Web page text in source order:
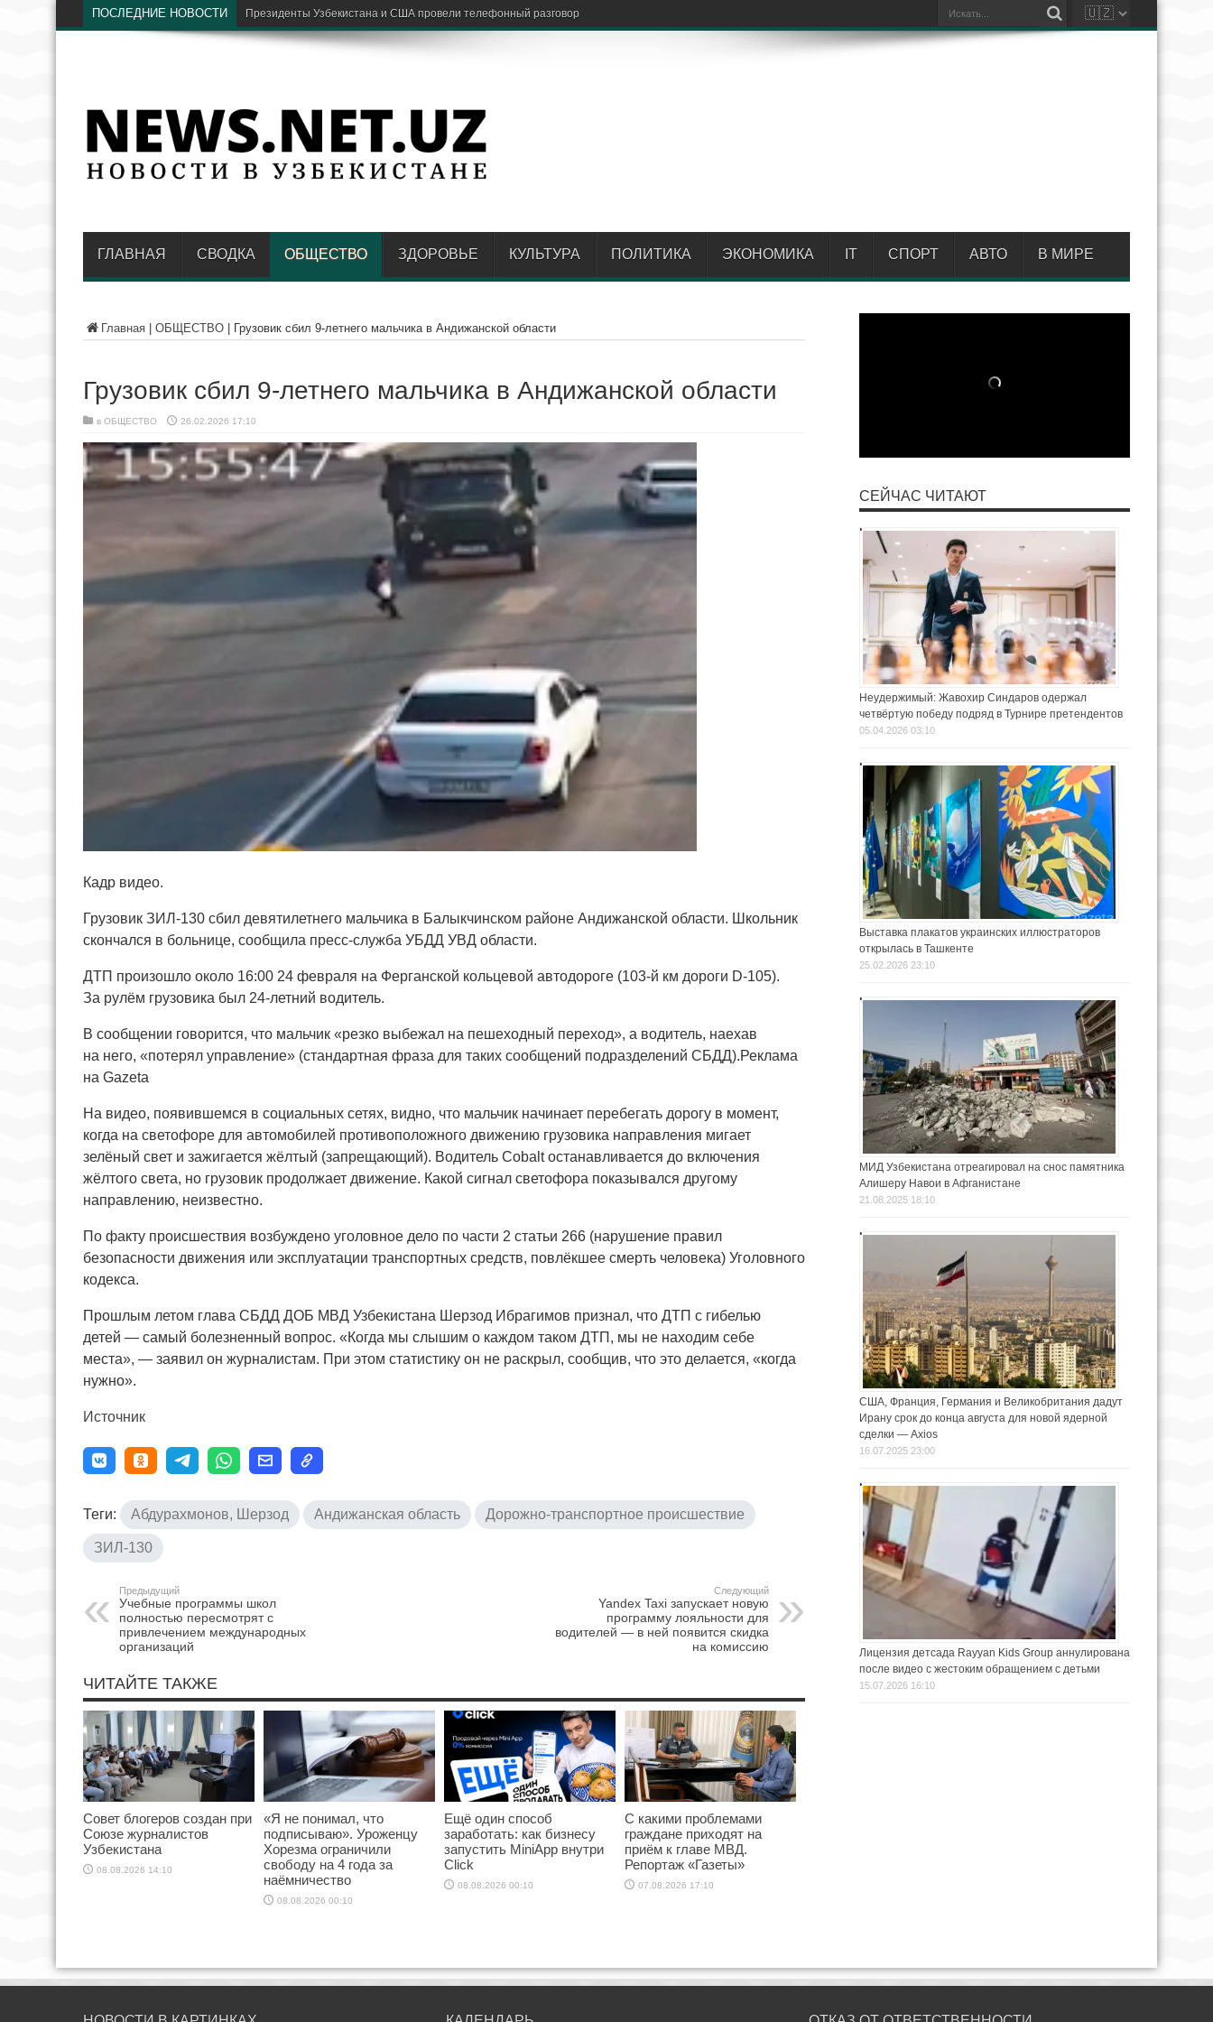
ПОСЛЕДНИЕ НОВОСТИ Президенты Узбекистана и США провели телефонный разговор
ГЛАВНАЯ СВОДКА ОБЩЕСТВО ЗДОРОВЬЕ КУЛЬТУРА ПОЛИТИКА ЭКОНОМИКА IT СПОРТ АВТО В МИРЕ
Главная ОБЩЕСТВО Грузовик сбил 9-летнего мальчика в Андижанской области
Грузовик сбил 9-летнего мальчика в Андижанской области
в ОБЩЕСТВО 26.02.2026 17:10
Кадр видео.
Грузовик ЗИЛ-130 сбил девятилетнего мальчика в Балыкчинском районе Андижанской области. Школьник
скончался в больнице, сообщила пресс-служба УБДД УВД области.
ДТП произошло около 16:00 24 февраля на Ферганской кольцевой автодороге (103-й км дороги D-105).
За рулём грузовика был 24-летний водитель.
В сообщении говорится, что мальчик «резко выбежал на пешеходный переход», а водитель, наехав
на него, «потерял управление» (стандартная фраза для таких сообщений подразделений СБДД).Реклама
на Gazeta
На видео, появившемся в социальных сетях, видно, что мальчик начинает перебегать дорогу в момент,
когда на светофоре для автомобилей противоположного движению грузовика направления мигает
зелёный свет и зажигается жёлтый (запрещающий). Водитель Cobalt останавливается до включения
жёлтого света, но грузовик продолжает движение. Какой сигнал светофора показывался другому
направлению, неизвестно.
По факту происшествия возбуждено уголовное дело по части 2 статьи 266 (нарушение правил
безопасности движения или эксплуатации транспортных средств, повлёкшее смерть человека) Уголовного
кодекса.
Прошлым летом глава СБДД ДОБ МВД Узбекистана Шерзод Ибрагимов признал, что ДТП с гибелью
детей — самый болезненный вопрос. «Когда мы слышим о каждом таком ДТП, мы не находим себе
места», — заявил он журналистам. При этом статистику он не раскрыл, сообщив, что это делается, «когда
нужно».
Источник
Теги: Абдурахмонов, Шерзод Андижанская область Дорожно-транспортное происшествие
ЗИЛ-130
Предыдущий
Учебные программы школ
полностью пересмотрят с
привлечением международных
организаций
Следующий
Yandex Taxi запускает новую
программу лояльности для
водителей — в ней появится скидка
на комиссию
ЧИТАЙТЕ ТАКЖЕ
Совет блогеров создан при
Союзе журналистов
Узбекистана
08.08.2026 14:10
«Я не понимал, что
подписываю». Уроженцу
Хорезма ограничили
свободу на 4 года за
наёмничество
08.08.2026 00:10
Ещё один способ
заработать: как бизнесу
запустить MiniApp внутри
Click
08.08.2026 00:10
С какими проблемами
граждане приходят на
приём к главе МВД.
Репортаж «Газеты»
07.08.2026 17:10
СЕЙЧАС ЧИТАЮТ
Неудержимый: Жавохир Синдаров одержал
четвёртую победу подряд в Турнире претендентов
05.04.2026 03:10
Выставка плакатов украинских иллюстраторов
открылась в Ташкенте
25.02.2026 23:10
МИД Узбекистана отреагировал на снос памятника
Алишеру Навои в Афганистане
21.08.2025 18:10
США, Франция, Германия и Великобритания дадут
Ирану срок до конца августа для новой ядерной
сделки — Axios
16.07.2025 23:00
Лицензия детсада Rayyan Kids Group аннулирована
после видео с жестоким обращением с детьми
15.07.2026 16:10